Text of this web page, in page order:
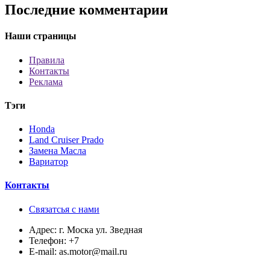
Последние комментарии
Наши страницы
Правила
Контакты
Реклама
Тэги
Honda
Land Cruiser Prado
Замена Масла
Вариатор
Контакты
Связатсья с нами
Адрес: г. Моска ул. Зведная
Телефон: +7
E-mail: as.motor@mail.ru